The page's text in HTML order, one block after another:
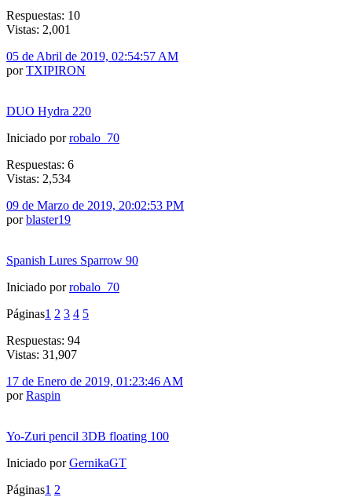
Respuestas: 10
Vistas: 2,001
05 de Abril de 2019, 02:54:57 AM
porTXIPIRON
DUO Hydra 220
Iniciado porrobalo_70
Respuestas: 6
Vistas: 2,534
09 de Marzo de 2019, 20:02:53 PM
porblaster19
Spanish Lures Sparrow 90
Iniciado porrobalo_70
Páginas1 2 3 4 5
Respuestas: 94
Vistas: 31,907
17 de Enero de 2019, 01:23:46 AM
porRaspin
Yo-Zuri pencil 3DB floating 100
Iniciado porGernikaGT
Páginas1 2